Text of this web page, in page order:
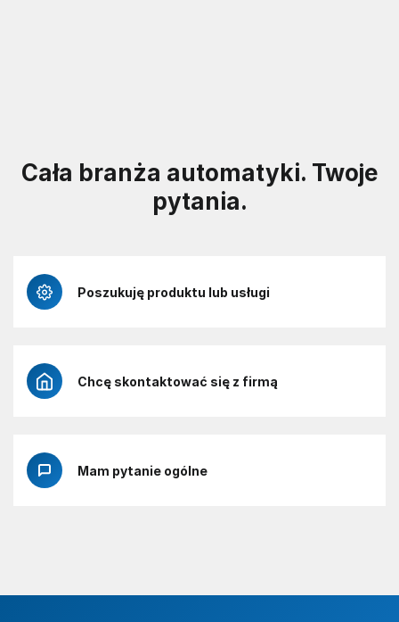
Cała branża automatyki. Twoje
pytania.
Poszukuję produktu lub usługi
Chcę skontaktować się z firmą
Mam pytanie ogólne